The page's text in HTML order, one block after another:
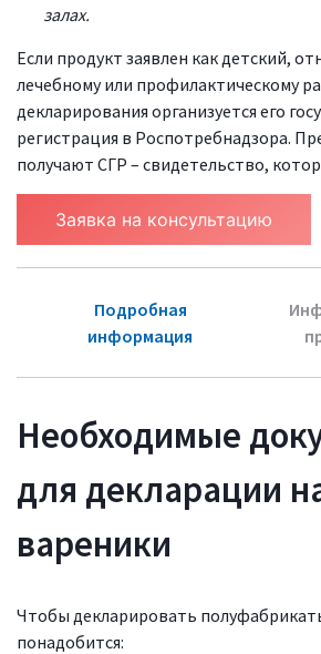
залах.
Если продукт заявлен как детский,
лечебному или профилактическому
декларирования организуется его
регистрация в Роспотребнадзора.
получают СГР – свидетельство,
Заявка на консультацию
Подробная
информация
Необходимые
для декларации
вареники
Чтобы декларировать
понадобится: